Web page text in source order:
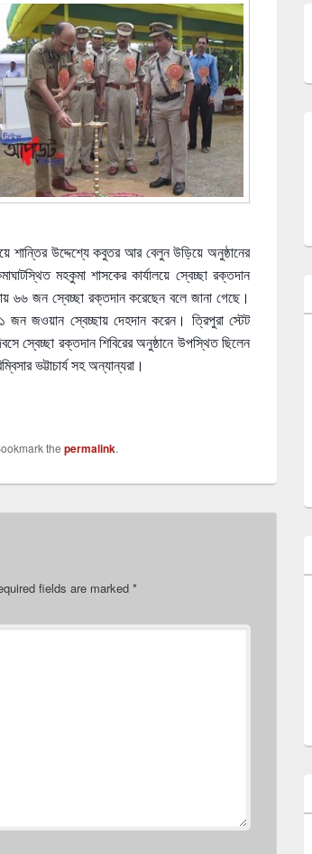
শান্তির উদ্দেশ্যে কবুতর আর বেলুন উড়িয়ে অনুষ্ঠানের
মহকুমা শাসকের কার্যালয়ে স্বেচ্ছা রক্তদান
৬৬ জন স্বেচ্ছা রক্তদান করেছেন বলে জানা গেছে।
জওয়ান স্বেচ্ছায় দেহদান করেন। ত্রিপুরা স্টেট
স্বেচ্ছা রক্তদান শিবিরের অনুষ্ঠানে উপস্থিত ছিলেন
ভট্টাচার্য সহ অন্যান্যরা।
the permalink.
fields are marked *